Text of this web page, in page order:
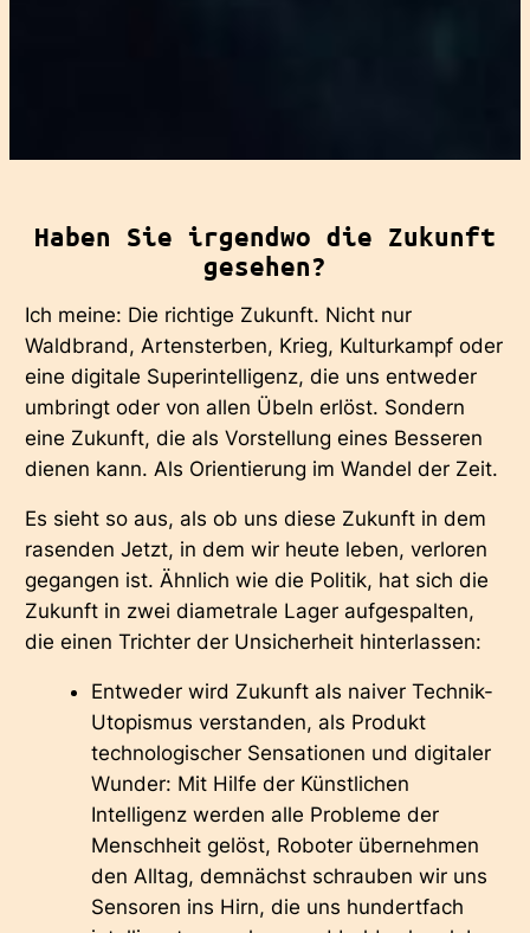
Haben Sie irgendwo die Zukunft
gesehen?
Ich meine: Die richtige Zukunft. Nicht nur
Waldbrand, Artensterben, Krieg, Kulturkampf oder
eine digitale Superintelligenz, die uns entweder
umbringt oder von allen Übeln erlöst. Sondern
eine Zukunft, die als Vorstellung eines Besseren
dienen kann. Als Orientierung im Wandel der Zeit.
Es sieht so aus, als ob uns diese Zukunft in dem
rasenden Jetzt, in dem wir heute leben, verloren
gegangen ist. Ähnlich wie die Politik, hat sich die
Zukunft in zwei diametrale Lager aufgespalten,
die einen Trichter der Unsicherheit hinterlassen:
Entweder wird Zukunft als naiverTechnik-
Utopismus verstanden, als Produkt
technologischer Sensationen und digitaler
Wunder: Mit Hilfe der Künstlichen
Intelligenz werden alle Probleme der
Menschheit gelöst, Roboter übernehmen
den Alltag, demnächst schrauben wir uns
Sensoren ins Hirn, die uns hundertfach